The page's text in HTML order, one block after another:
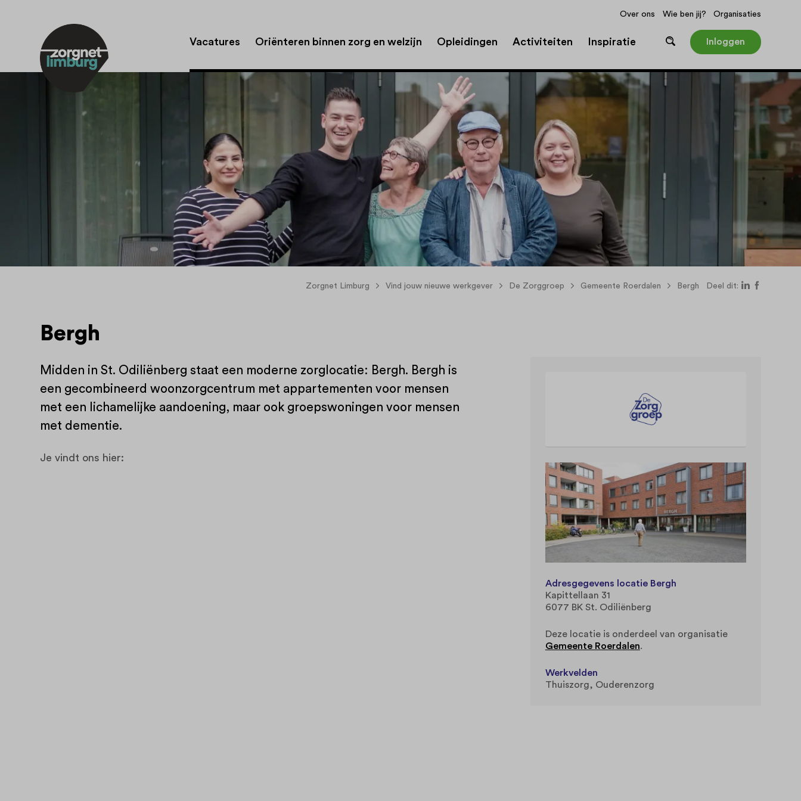
Over ons Wie ben jij? Organisaties
Vacatures Oriënteren binnen zorg en welzijn Opleidingen Activiteiten Inspiratie Inloggen
Zorgnet Limburg Vind jouw nieuwe werkgever De Zorggroep Gemeente Roerdalen Bergh Deel dit:
Bergh
Midden in St. Odiliënberg staat een moderne zorglocatie: Bergh. Bergh is
een gecombineerd woonzorgcentrum met appartementen voor mensen
met een lichamelijke aandoening, maar ook groepswoningen voor mensen
met dementie.
Je vindt ons hier:
Adresgegevens locatie Bergh
Kapittellaan 31
6077 BK St. Odiliënberg
Deze locatie is onderdeel van organisatie
Gemeente Roerdalen.
Werkvelden
Thuiszorg
Ouderenzorg